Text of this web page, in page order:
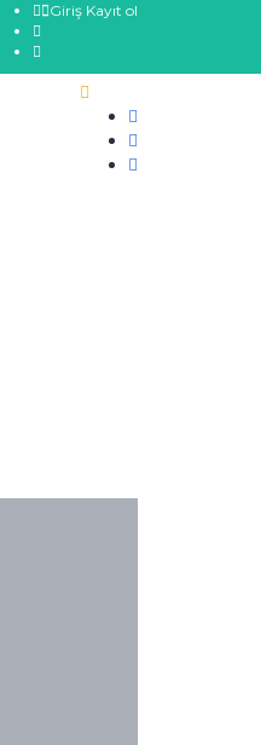
Giriş Kayıt ol